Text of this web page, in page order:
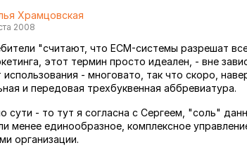
Храмцовская
2008
"считают, что ECM-системы разрешат
этот термин просто идеален, - вне
использования - многовато, так что скоро,
и передовая трехбуквенная аббревиатура.
сути - то тут я согласна с Сергеем, "соль"
менее единообразное, комплексное
организации.